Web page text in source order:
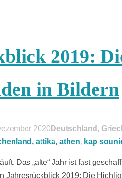
2019:
in Bildern
2020 Deutschland ,
Das „alte“ Jahr ist fast
Jahresrückblick 2019: Die